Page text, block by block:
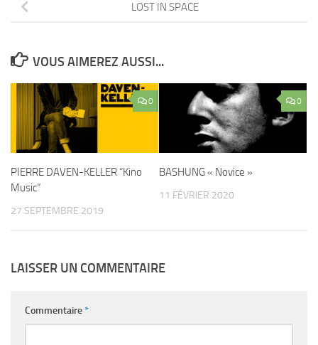
LOST IN SPACE
VOUS AIMEREZ AUSSI...
0
PIERRE DAVEN-KELLER “Kino
Music”
27 SEPTEMBRE 2019
0
BASHUNG « Novice »
11 FÉVRIER 2020
LAISSER UN COMMENTAIRE
Commentaire*